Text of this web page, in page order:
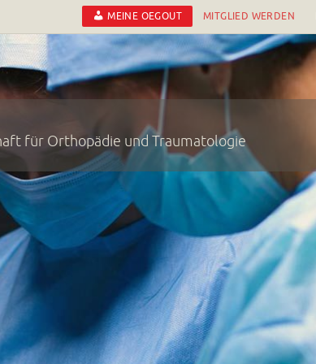
MEINE OEGOUT MITGLIED WERDEN
für Orthopädie und Traumatologie